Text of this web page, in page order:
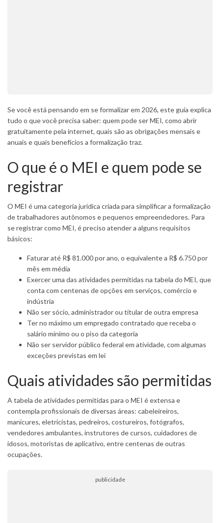
Se você está pensando em se formalizar em 2026, este guia explica
tudo o que você precisa saber: quem pode ser MEI, como abrir
gratuitamente pela internet, quais são as obrigações mensais e
anuais e quais benefícios a formalização traz.
O que é o MEI e quem pode se
registrar
O MEI é uma categoria jurídica criada para simplificar a formalização
de trabalhadores autônomos e pequenos empreendedores. Para
se registrar como MEI, é preciso atender a alguns requisitos
básicos:
Faturar até R$ 81.000 por ano, o equivalente a R$ 6.750 por
mês em média
Exercer uma das atividades permitidas na tabela do MEI, que
conta com centenas de opções em serviços, comércio e
indústria
Não ser sócio, administrador ou titular de outra empresa
Ter no máximo um empregado contratado que receba o
salário mínimo ou o piso da categoria
Não ser servidor público federal em atividade, com algumas
exceções previstas em lei
Quais atividades são permitidas
A tabela de atividades permitidas para o MEI é extensa e
contempla profissionais de diversas áreas: cabeleireiros,
manicures, eletricistas, pedreiros, costureiros, fotógrafos,
vendedores ambulantes, instrutores de cursos, cuidadores de
idosos, motoristas de aplicativo, entre centenas de outras
ocupações.
publicidade